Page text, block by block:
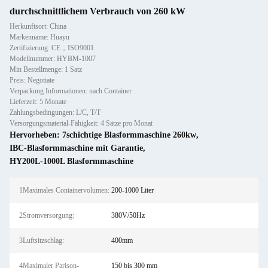
durchschnittlichem Verbrauch von 260 kW
Herkunftsort: China
Markenname: Huayu
Zertifizierung: CE，ISO9001
Modellnummer: HYBM-1007
Min Bestellmenge: 1 Satz
Preis: Negotiate
Verpackung Informationen: nach Container
Lieferzeit: 5 Monate
Zahlungsbedingungen: L/C, T/T
Versorgungsmaterial-Fähigkeit: 4 Sätze pro Monat
Hervorheben: 7schichtige Blasformmaschine 260kw,
IBC-Blasformmaschine mit Garantie,
HY200L-1000L Blasformmaschine
1Maximales Containervolumen: 200-1000 Liter
2Stromversorgung: 380V/50Hz
3Luftsitzschlag: 400mm
4Maximaler Parison- 150 bis 300 mm